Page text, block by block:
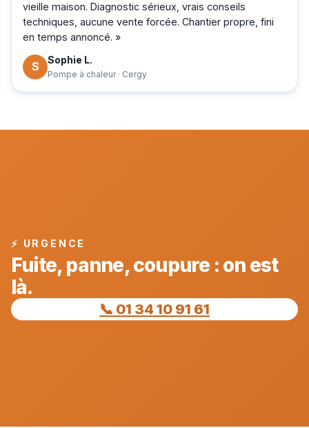
vieille maison. Diagnostic sérieux, vrais conseils
techniques, aucune vente forcée. Chantier propre, fini
en temps annoncé. »
S Sophie L.
Pompe à chaleur · Cergy
⚡ URGENCE
Fuite, panne, coupure : on est
là.
📞 01 34 10 91 61